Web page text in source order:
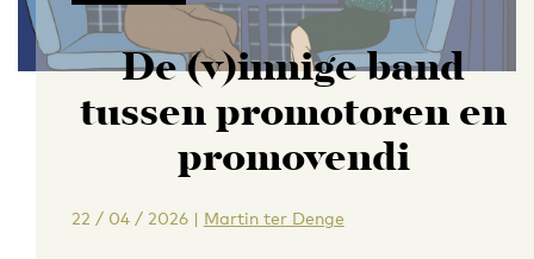
De (v)innige band
tussen promotoren en
promovendi
22 / 04 / 2026 | Martin ter Denge